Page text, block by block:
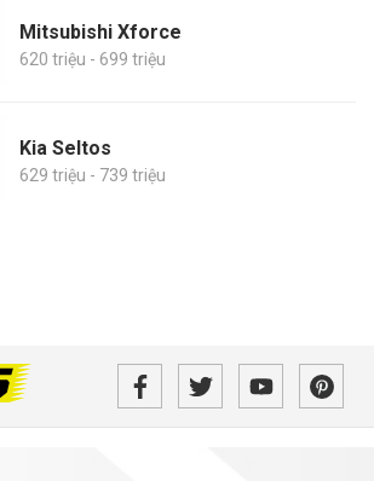
Mitsubishi Xforce
620 triệu - 699 triệu
Kia Seltos
629 triệu - 739 triệu